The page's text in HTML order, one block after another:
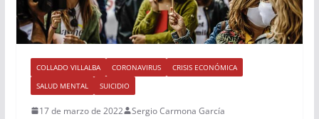
COLLADO VILLALBA CORONAVIRUS
CRISIS ECONÓMICA
SALUD MENTAL
SUICIDIO
17 de marzo de 2022 Sergio Carmona García